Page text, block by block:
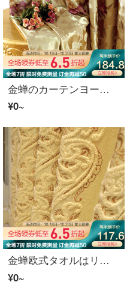
金蝉のカーテンヨーロッパ式の花を提げるカーテンのリビングルームの完成品のカーテンの布の錦の刺繍の年月-布の0.1メートルは撮影を補います。
¥0~
金蝉欧式タオルはリビングルームの既製品を刺繍します。カーテンをカスタマイズして、前程の布のカーテンを作ります。
¥0~